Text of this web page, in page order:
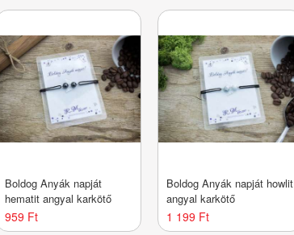
Boldog Anyák napját
hematit angyal karkötő
959 Ft
Boldog Anyák napját howlit
angyal karkötő
1 199 Ft